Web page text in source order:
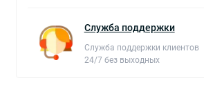
Служба поддержки
Служба поддержки клиентов
24/7 без выходных